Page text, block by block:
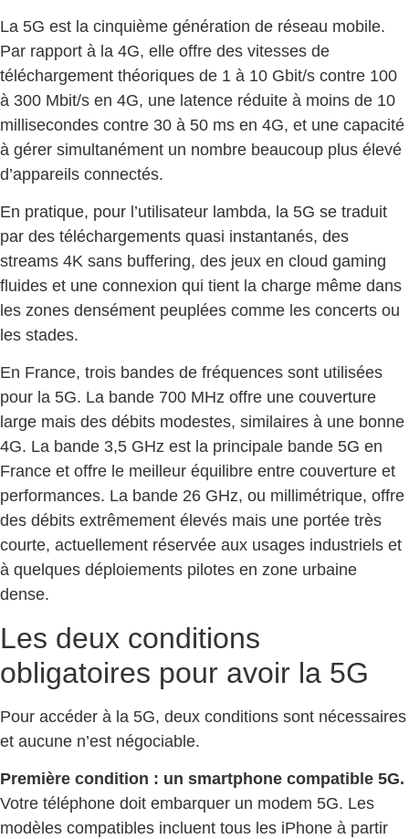
La 5G est la cinquième génération de réseau mobile.
Par rapport à la 4G, elle offre des vitesses de
téléchargement théoriques de 1 à 10 Gbit/s contre 100
à 300 Mbit/s en 4G, une latence réduite à moins de 10
millisecondes contre 30 à 50 ms en 4G, et une capacité
à gérer simultanément un nombre beaucoup plus élevé
d’appareils connectés.
En pratique, pour l’utilisateur lambda, la 5G se traduit
par des téléchargements quasi instantanés, des
streams 4K sans buffering, des jeux en cloud gaming
fluides et une connexion qui tient la charge même dans
les zones densément peuplées comme les concerts ou
les stades.
En France, trois bandes de fréquences sont utilisées
pour la 5G. La bande 700 MHz offre une couverture
large mais des débits modestes, similaires à une bonne
4G. La bande 3,5 GHz est la principale bande 5G en
France et offre le meilleur équilibre entre couverture et
performances. La bande 26 GHz, ou millimétrique, offre
des débits extrêmement élevés mais une portée très
courte, actuellement réservée aux usages industriels et
à quelques déploiements pilotes en zone urbaine
dense.
Les deux conditions
obligatoires pour avoir la 5G
Pour accéder à la 5G, deux conditions sont nécessaires
et aucune n’est négociable.
Première condition : un smartphone compatible 5G.
Votre téléphone doit embarquer un modem 5G. Les
modèles compatibles incluent tous les iPhone à partir